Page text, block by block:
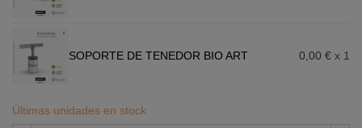
SOPORTE DE TENEDOR BIO ART 0,00 € x 1
Últimas unidades en stock